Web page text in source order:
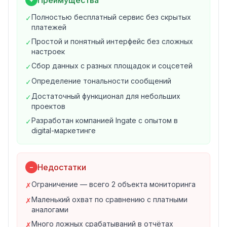
Настраиваемые фильтры для обработки сообщений
Динамика упоминаний по времени
Обнаружение негативных отзывов
Мониторинг обращений клиентов
Анализ мнений и настроений аудитории
Конкурентный анализ упоминаний
4. Маркетинговые исследования
Изучение целевой аудитории через соцмедиа
Анализ конкурентов и их позиционирования
Отслеживание рыночных сигналов и трендов
Оценка эффективности SMM-активностей
Для кого подходит Babkee?
стартапов, фрилансеров и начинающих SMM-
✓Полностью бесплатный сервис без скрытых
платежей
✓Простой и понятный интерфейс без сложных
настроек
✓Сбор данных с разных площадок и соцсетей
✓Определение тональности сообщений
✓Достаточный функционал для небольших
проектов
✓Разработан компанией Ingate с опытом в
digital-маркетинге
− Недостатки
✗Ограничение — всего 2 объекта мониторинга
✗Маленький охват по сравнению с платными
аналогами
✗Много ложных срабатываний в отчётах